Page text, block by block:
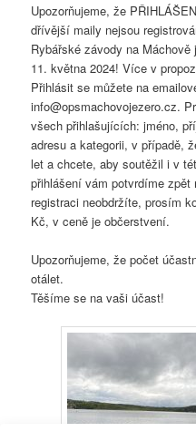
Upozorňujeme, že
dřívější maily nejsou
Rybářské závody na
11. května 2024! Více v
Přihlásit se můžete na
info@opsmachovojezero.cz.
všech přihlašujících: jméno,
adresu a kategorii, v případě,
let a chcete, aby soutěžil i v
přihlášení vám potvrdíme
registraci neobdržíte, prosím
Kč, v ceně je občerstvení.
Upozorňujeme, že počet
otálet.
Těšíme se na vaši účast!